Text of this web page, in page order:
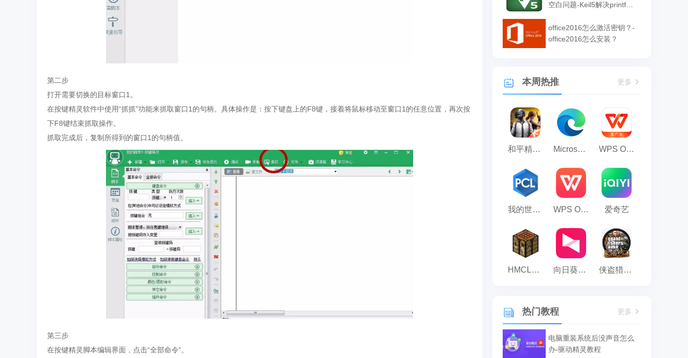
第二步
打开需要切换的目标窗口1。
在按键精灵软件中使用“抓抓”功能来抓取窗口1的句柄。具体操作是：按下键盘上的F8键，接着将鼠标移动至窗口1的任意位置，再次按
下F8键结束抓取操作。
抓取完成后，复制所得到的窗口1的句柄值。
第三步
在按键精灵脚本编辑界面，点击“全部命令”。
空白问题-Keil5解决printf语
office2016怎么激活密钥？-
office2016怎么安装？
本周热推 更多
和平精英模拟器应用宝版 Microsoft Edge浏览器 WPS Office
我的世界PCL2启动器 WPS Office 2023 爱奇艺
HMCL启动器 向日葵远程控制 侠盗猎车手:罪恶都市之侠盗无双
热门教程 更多
电脑重装系统后没声音怎么
办-驱动精灵教程